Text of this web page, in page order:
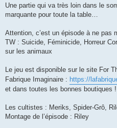
Une partie qui va très loin dans le
marquante pour toute la table…
Attention, c’est un épisode à ne pas
TW : Suicide, Féminicide, Horreur
sur les animaux
Le jeu est disponible sur le site For
Fabrique Imaginaire : https://
et dans toutes les bonnes boutiques !
Les cultistes : Meriks, Spider-Grô,
Montage de l’épisode : Riley